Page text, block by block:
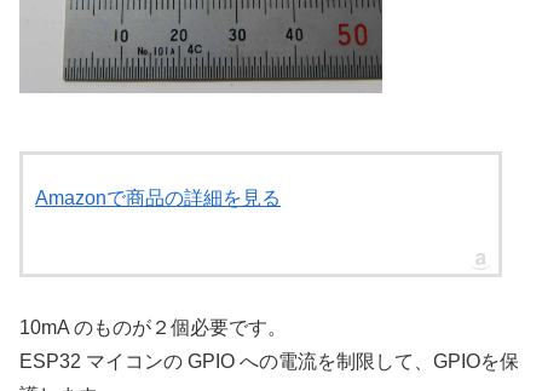
Amazonで商品の詳細を見る
10mA のものが２個必要です。
ESP32 マイコンの GPIO への電流を制限して、GPIOを保